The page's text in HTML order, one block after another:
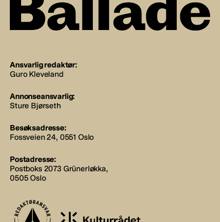
Ansvarlig redaktør:
Guro Kleveland
Annonseansvarlig:
Sture Bjørseth
Besøksadresse:
Fossveien 24, 0551 Oslo
Postadresse:
Postboks 2073 Grünerløkka,
0505 Oslo